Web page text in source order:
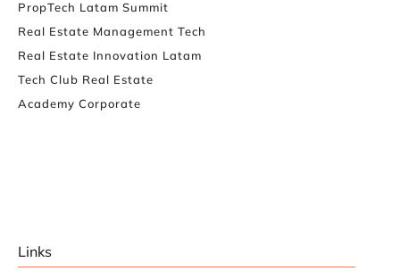
PropTech Latam Summit
Real Estate Management Tech
Real Estate Innovation Latam
Tech Club Real Estate
Academy Corporate
Links